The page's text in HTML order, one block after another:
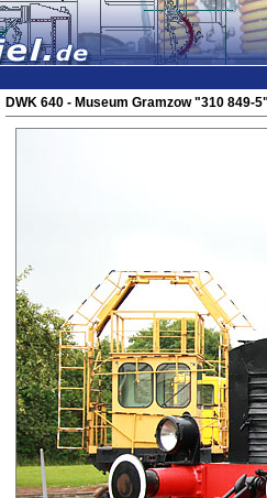
DWK 640 - Museum Gramzow "310 849-